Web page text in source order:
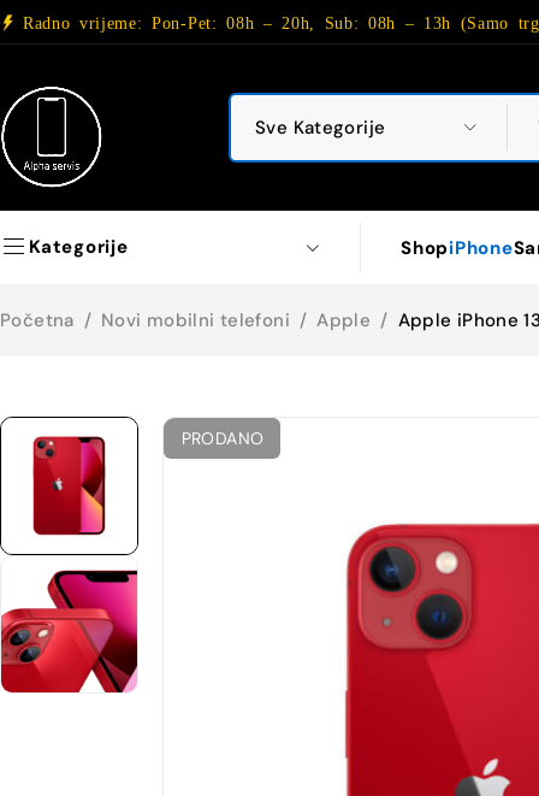
Radno vrijeme: Pon-Pet: 08h – 20h, Sub: 08h – 13h (Samo
Kategorije ShopiPhone
Početna / Novi mobilni telefoni / Apple / Apple iPhone
PRODANO